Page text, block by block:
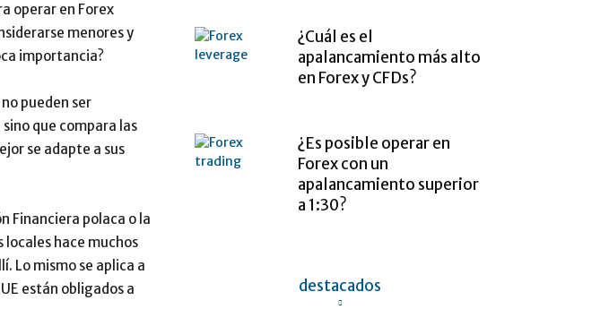
operar en Forex
menores y
importancia?
pueden ser
que compara las
se adapte a sus
Financiera polaca o la
hace muchos
Lo mismo se aplica a
están obligados a
¿Cuál es el
apalancamiento más alto
en Forex y CFDs?
¿Es posible operar en
Forex con un
apalancamiento superior
a 1:30?
destacados